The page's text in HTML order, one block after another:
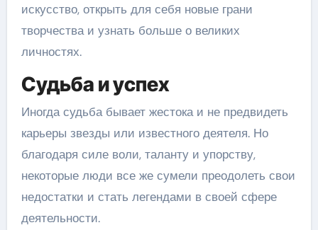
искусство, открыть для себя новые грани
творчества и узнать больше о великих
личностях.
Судьба и успех
Иногда судьба бывает жестока и не предвидеть
карьеры звезды или известного деятеля. Но
благодаря силе воли, таланту и упорству,
некоторые люди все же сумели преодолеть свои
недостатки и стать легендами в своей сфере
деятельности.